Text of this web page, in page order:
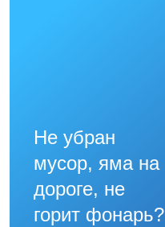
Не убран
мусор, яма на
дороге, не
горит фонарь?